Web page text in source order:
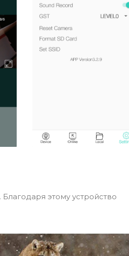
этому устройство